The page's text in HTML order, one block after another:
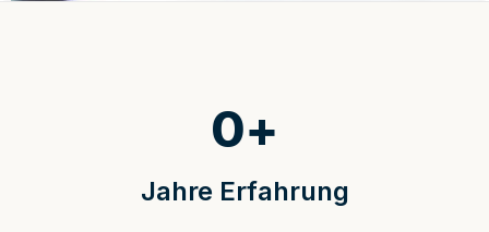
Jahre Erfahrung
0+